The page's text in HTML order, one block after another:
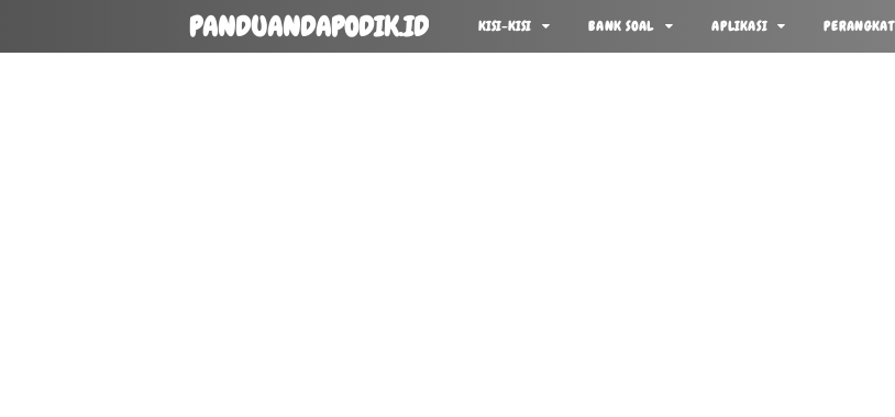
PANDUANDAPODIK.ID KISI-KISI BANK SOAL APLIKASI PERANGKAT